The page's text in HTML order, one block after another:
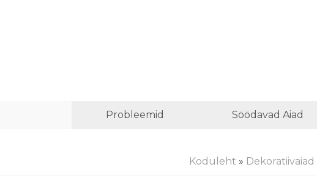
Probleemid Söödavad Aiad
Koduleht » Dekoratiivaiad